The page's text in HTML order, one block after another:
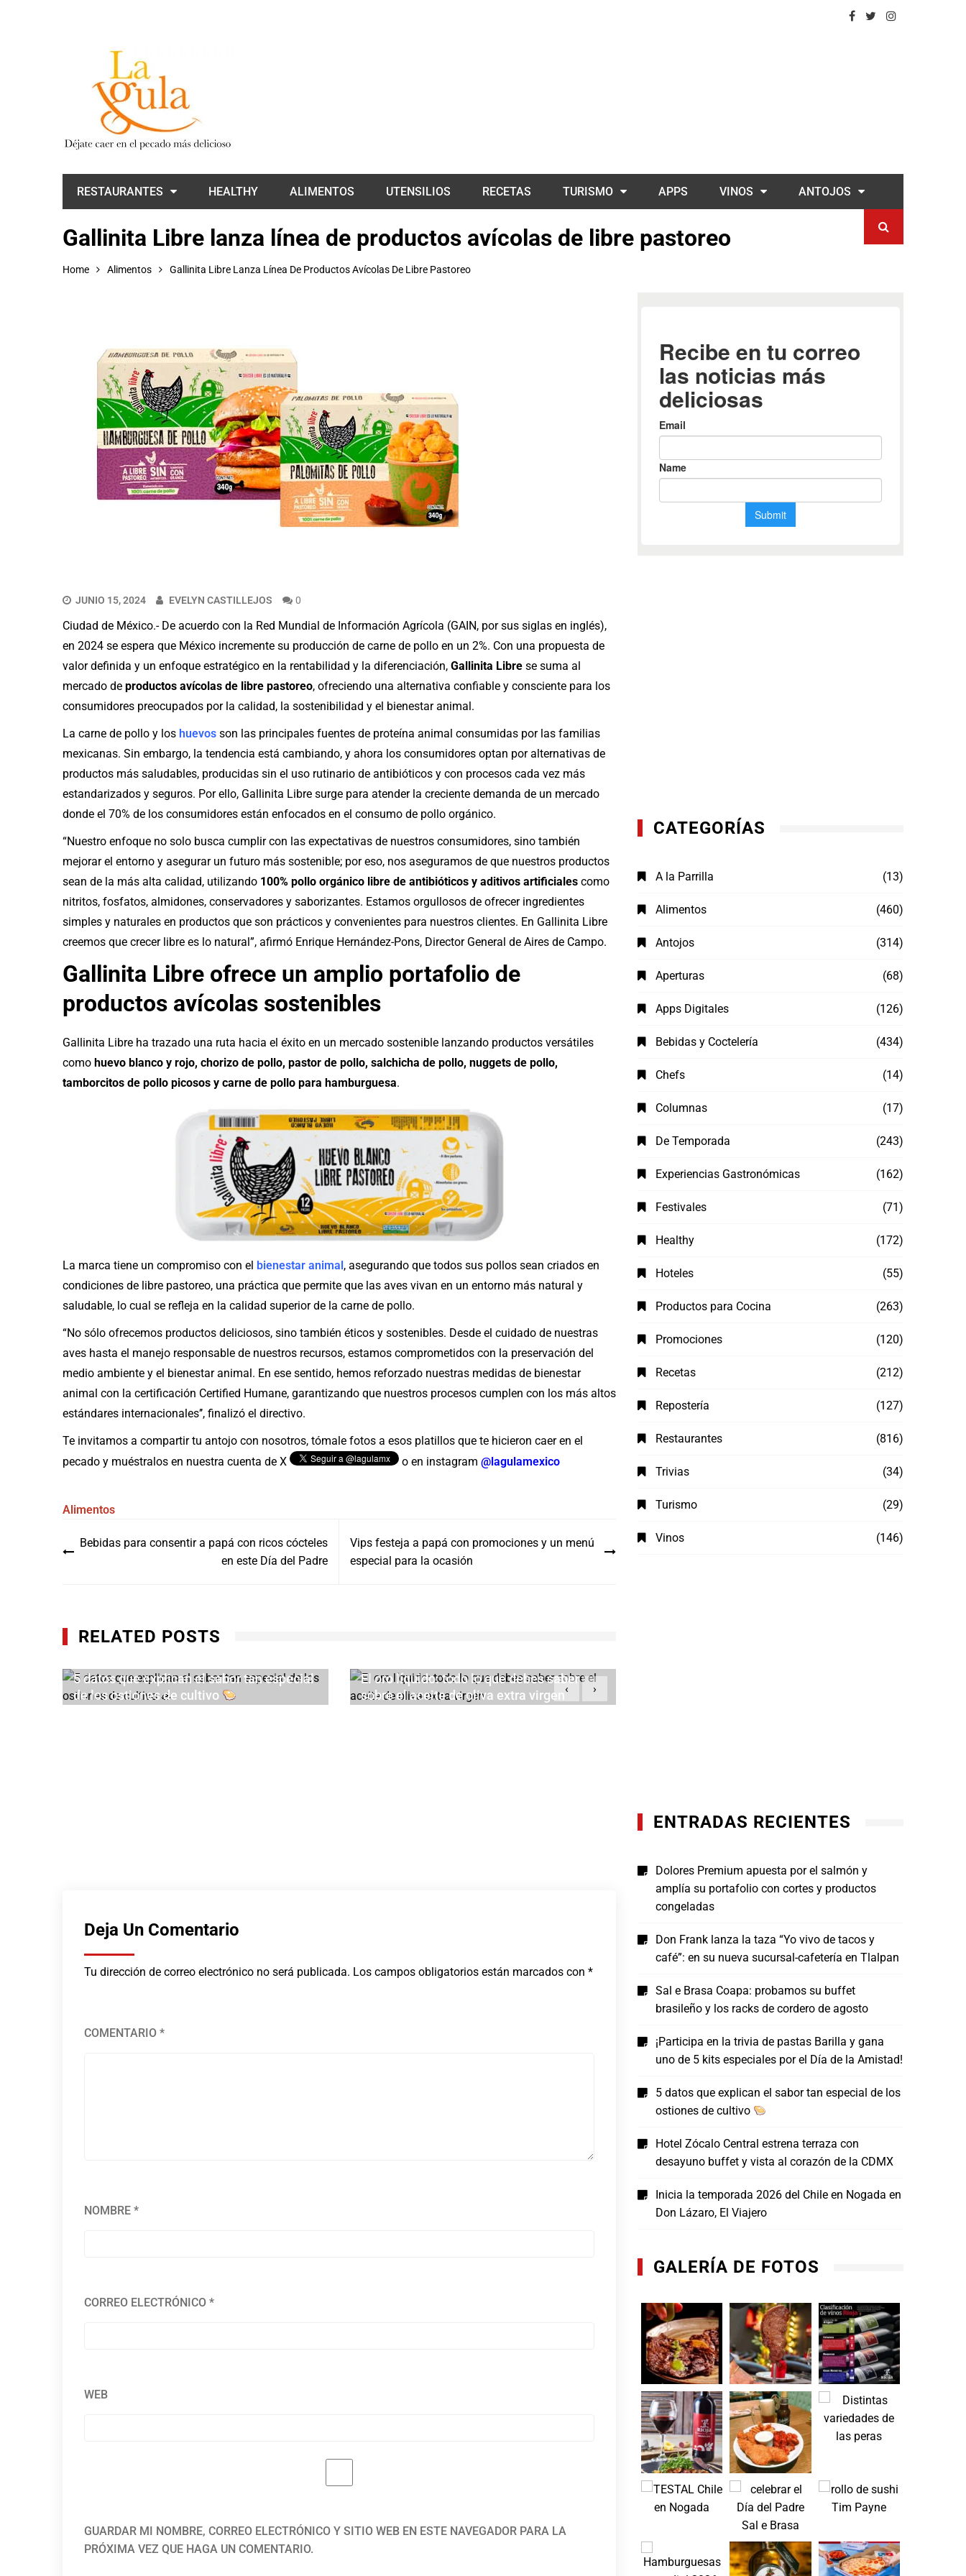
RESTAURANTES HEALTHY ALIMENTOS UTENSILIOS RECETAS TURISMO APPS VINOS ANTOJOS
Gallinita Libre lanza línea de productos avícolas de libre pastoreo
Home Alimentos Gallinita Libre Lanza Línea De Productos Avícolas De Libre Pastoreo
JUNIO 15, 2024 EVELYN CASTILLEJOS 0
Ciudad de México.- De acuerdo con la Red Mundial de Información Agrícola (GAIN, por sus siglas en inglés),
en 2024 se espera que México incremente su producción de carne de pollo en un 2%. Con una propuesta de
valor definida y un enfoque estratégico en la rentabilidad y la diferenciación, Gallinita Libre se suma al
mercado de productos avícolas de libre pastoreo, ofreciendo una alternativa confiable y consciente para los
consumidores preocupados por la calidad, la sostenibilidad y el bienestar animal.
La carne de pollo y los huevos son las principales fuentes de proteína animal consumidas por las familias
mexicanas. Sin embargo, la tendencia está cambiando, y ahora los consumidores optan por alternativas de
productos más saludables, producidas sin el uso rutinario de antibióticos y con procesos cada vez más
estandarizados y seguros. Por ello, Gallinita Libre surge para atender la creciente demanda de un mercado
donde el 70% de los consumidores están enfocados en el consumo de pollo orgánico.
“Nuestro enfoque no solo busca cumplir con las expectativas de nuestros consumidores, sino también
mejorar el entorno y asegurar un futuro más sostenible; por eso, nos aseguramos de que nuestros productos
sean de la más alta calidad, utilizando 100% pollo orgánico libre de antibióticos y aditivos artificiales como
nitritos, fosfatos, almidones, conservadores y saborizantes. Estamos orgullosos de ofrecer ingredientes
simples y naturales en productos que son prácticos y convenientes para nuestros clientes. En Gallinita Libre
creemos que crecer libre es lo natural”, afirmó Enrique Hernández-Pons, Director General de Aires de Campo.
Gallinita Libre ofrece un amplio portafolio de
productos avícolas sostenibles
Gallinita Libre ha trazado una ruta hacia el éxito en un mercado sostenible lanzando productos versátiles
como huevo blanco y rojo, chorizo de pollo, pastor de pollo, salchicha de pollo, nuggets de pollo,
tamborcitos de pollo picosos y carne de pollo para hamburguesa.
La marca tiene un compromiso con el bienestar animal , asegurando que todos sus pollos sean criados en
condiciones de libre pastoreo, una práctica que permite que las aves vivan en un entorno más natural y
saludable, lo cual se refleja en la calidad superior de la carne de pollo.
“No sólo ofrecemos productos deliciosos, sino también éticos y sostenibles. Desde el cuidado de nuestras
aves hasta el manejo responsable de nuestros recursos, estamos comprometidos con la preservación del
medio ambiente y el bienestar animal. En ese sentido, hemos reforzado nuestras medidas de bienestar
animal con la certificación Certified Humane, garantizando que nuestros procesos cumplen con los más altos
estándares internacionales’’, finalizó el directivo.
Te invitamos a compartir tu antojo con nosotros, tómale fotos a esos platillos que te hicieron caer en el
pecado y muéstralos en nuestra cuenta de X
o en instagram @lagulamexico
Alimentos
Navegación
de
Bebidas para consentir a papá con ricos cócteles
en este Día del Padre
Vips festeja a papá con promociones y un menú
especial para la ocasión
RELATED POSTS
5 datos que explican el sabor tan especial
de los ostiones de cultivo
El oro líquido: todo lo que debes saber
sobre el aceite de oliva extra virgen‹ ›
Deja Un Comentario
Tu dirección de correo electrónico no será publicada. Los campos obligatorios están marcados con *
COMENTARIO *
NOMBRE *
CORREO ELECTRÓNICO *
WEB
GUARDAR MI NOMBRE, CORREO ELECTRÓNICO Y SITIO WEB EN ESTE NAVEGADOR PARA LA
PRÓXIMA VEZ QUE HAGA UN COMENTARIO.
CATEGORÍAS
A la Parrilla (13)
Alimentos (460)
Antojos (314)
Aperturas (68)
Apps Digitales (126)
Bebidas y Coctelería (434)
Chefs (14)
Columnas (17)
De Temporada (243)
Experiencias Gastronómicas (162)
Festivales (71)
Healthy (172)
Hoteles (55)
Productos para Cocina (263)
Promociones (120)
Recetas (212)
Repostería (127)
Restaurantes (816)
Trivias (34)
Turismo (29)
Vinos (146)
ENTRADAS RECIENTES
Dolores Premium apuesta por el salmón y
amplía su portafolio con cortes y productos
congeladas
Don Frank lanza la taza “Yo vivo de tacos y
café”: en su nueva sucursal-cafetería en Tlalpan
Sal e Brasa Coapa: probamos su buffet
brasileño y los racks de cordero de agosto
¡Participa en la trivia de pastas Barilla y gana
uno de 5 kits especiales por el Día de la Amistad!
5 datos que explican el sabor tan especial de los
ostiones de cultivo
Hotel Zócalo Central estrena terraza con
desayuno buffet y vista al corazón de la CDMX
Inicia la temporada 2026 del Chile en Nogada en
Don Lázaro, El Viajero
GALERÍA DE FOTOS